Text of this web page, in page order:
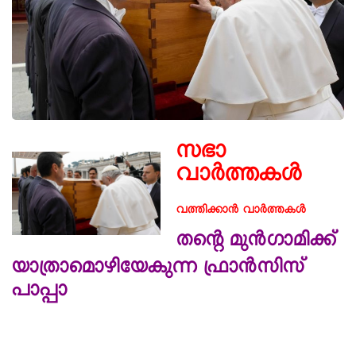
സഭാ
വാർത്തകൾ
വത്തിക്കാൻ വാർത്തകൾ
തന്റെ മുൻഗാമിക്ക്
യാത്രാമൊഴിയേകുന്ന ഫ്രാൻസിസ്
പാപ്പാ